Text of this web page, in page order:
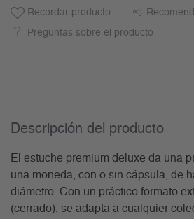
Recordar producto
Preguntas sobre el producto
Descripción del producto
El estuche premium deluxe da una
una moneda, con o sin cápsula, de
diámetro. Con un práctico formato
(cerrado), se adapta a cualquier